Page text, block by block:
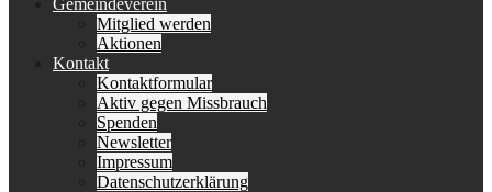
Gemeindeverein
Mitglied werden
Aktionen
Kontakt
Kontaktformular
Aktiv gegen Missbrauch
Spenden
Newsletter
Impressum
Datenschutzerklärung